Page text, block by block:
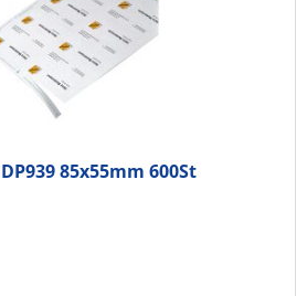
85x55mm 600St